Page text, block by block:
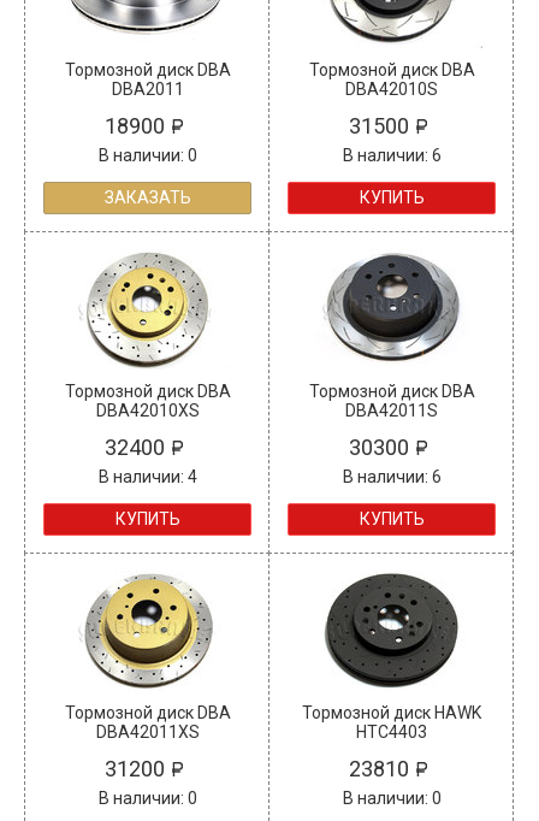
Тормозной диск DBA
DBA2011
18900
В наличии: 0
ЗАКАЗАТЬ
Тормозной диск DBA
DBA42010S
31500
В наличии: 6
КУПИТЬ
Тормозной диск DBA
DBA42010XS
32400
В наличии: 4
КУПИТЬ
Тормозной диск DBA
DBA42011S
30300
В наличии: 6
КУПИТЬ
Тормозной диск DBA
DBA42011XS
31200
В наличии: 0
Тормозной диск HAWK
HTC4403
23810
В наличии: 0